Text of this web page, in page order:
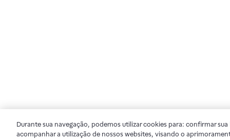
Durante sua navegação, podemos utilizar cookies para: confirmar
acompanhar a utilização de nossos websites, visando o